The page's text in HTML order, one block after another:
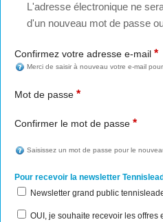
L'adresse électronique ne
d'un nouveau mot de passe
Confirmez votre adresse e-mail *
Merci de saisir à nouveau votre e-mail
Mot de passe *
Confirmer le mot de passe *
Saisissez un mot de passe pour le
Pour recevoir la newsletter
Newsletter grand public
OUI, je souhaite recevoir les